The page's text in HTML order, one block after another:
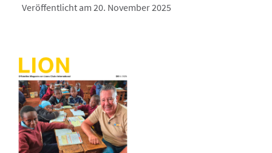
Veröffentlicht am 20. November 2025